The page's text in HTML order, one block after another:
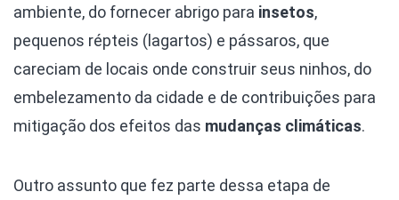
ambiente, do fornecer abrigo para insetos,
pequenos répteis (lagartos) e pássaros, que
careciam de locais onde construir seus ninhos, do
embelezamento da cidade e de contribuições para
mitigação dos efeitos das mudanças climáticas.
Outro assunto que fez parte dessa etapa de